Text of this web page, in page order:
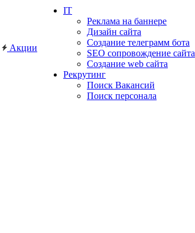
Акции
IT
Реклама на баннере
Дизайн сайта
Создание телеграмм бота
SEO сопровождение сайта
Создание web сайта
Рекрутинг
Поиск Вакансий
Поиск персонала